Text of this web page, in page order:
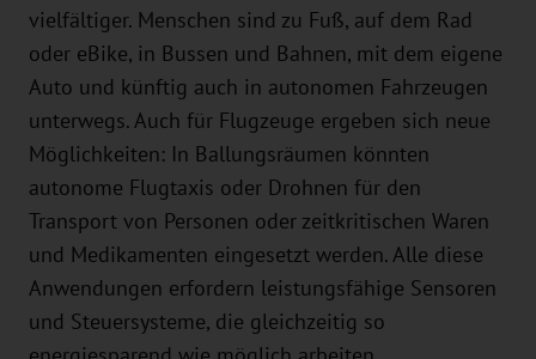
vielfältiger. Menschen sind zu Fuß, auf dem Rad
oder eBike, in Bussen und Bahnen, mit dem eigene
Auto und künftig auch in autonomen Fahrzeugen
unterwegs. Auch für Flugzeuge ergeben sich neue
Möglichkeiten: In Ballungsräumen könnten
autonome Flugtaxis oder Drohnen für den
Transport von Personen oder zeitkritischen Waren
und Medikamenten eingesetzt werden. Alle diese
Anwendungen erfordern leistungsfähige Sensoren
und Steuersysteme, die gleichzeitig so